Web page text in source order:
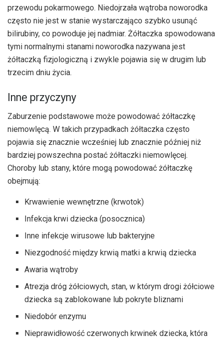
przewodu pokarmowego. Niedojrzała wątroba noworodka
często nie jest w stanie wystarczająco szybko usunąć
bilirubiny, co powoduje jej nadmiar. Żółtaczka spowodowana
tymi normalnymi stanami noworodka nazywana jest
żółtaczką fizjologiczną i zwykle pojawia się w drugim lub
trzecim dniu życia.
Inne przyczyny
Zaburzenie podstawowe może powodować żółtaczkę
niemowlęcą. W takich przypadkach żółtaczka często
pojawia się znacznie wcześniej lub znacznie później niż
bardziej powszechna postać żółtaczki niemowlęcej.
Choroby lub stany, które mogą powodować żółtaczkę
obejmują:
Krwawienie wewnętrzne (krwotok)
Infekcja krwi dziecka (posocznica)
Inne infekcje wirusowe lub bakteryjne
Niezgodność między krwią matki a krwią dziecka
Awaria wątroby
Atrezja dróg żółciowych, stan, w którym drogi żółciowe
dziecka są zablokowane lub pokryte bliznami
Niedobór enzymu
Nieprawidłowość czerwonych krwinek dziecka, która